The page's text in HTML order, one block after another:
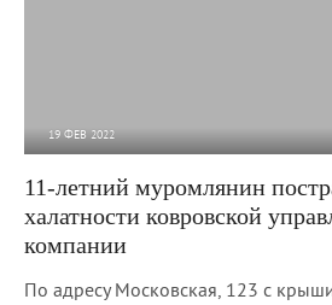
19 ФЕВ 2022
11-летний муромлянин
халатности ковровской
компании
По адресу Московская, 123 с